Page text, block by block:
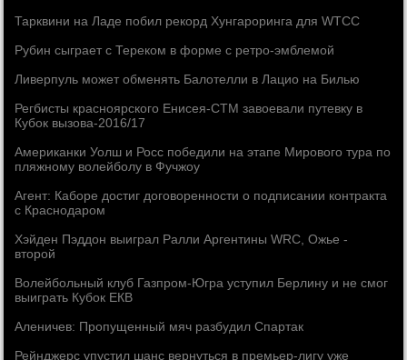
Тарквини на Ладе побил рекорд Хунгароринга для WTCC
Рубин сыграет с Тереком в форме с ретро-эмблемой
Ливерпуль может обменять Балотелли в Лацио на Билью
Регбисты красноярского Енисея-СТМ завоевали путевку в
Кубок вызова-2016/17
Американки Уолш и Росс победили на этапе Мирового тура по
пляжному волейболу в Фучжоу
Агент: Каборе достиг договоренности о подписании контракта
с Краснодаром
Хэйден Пэддон выиграл Ралли Аргентины WRC, Ожье -
второй
Волейбольный клуб Газпром-Югра уступил Берлину и не смог
выиграть Кубок ЕКВ
Аленичев: Пропущенный мяч разбудил Спартак
Рейнджерс упустил шанс вернуться в премьер-лигу уже